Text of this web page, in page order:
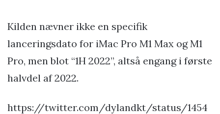
Kilden nævner ikke en specifik
lanceringsdato for iMac Pro M1 Max og M1
Pro, men blot “1H 2022”, altså engang i første
halvdel af 2022.
https://twitter.com/dylandkt/status/1454